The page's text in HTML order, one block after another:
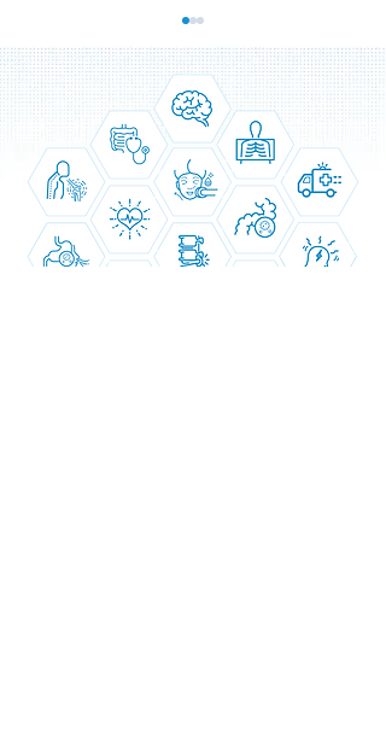
2023. 07. 12. 군포시노인
장기요양기관연합회와 지정
병원 업무협약(MOU) 체결